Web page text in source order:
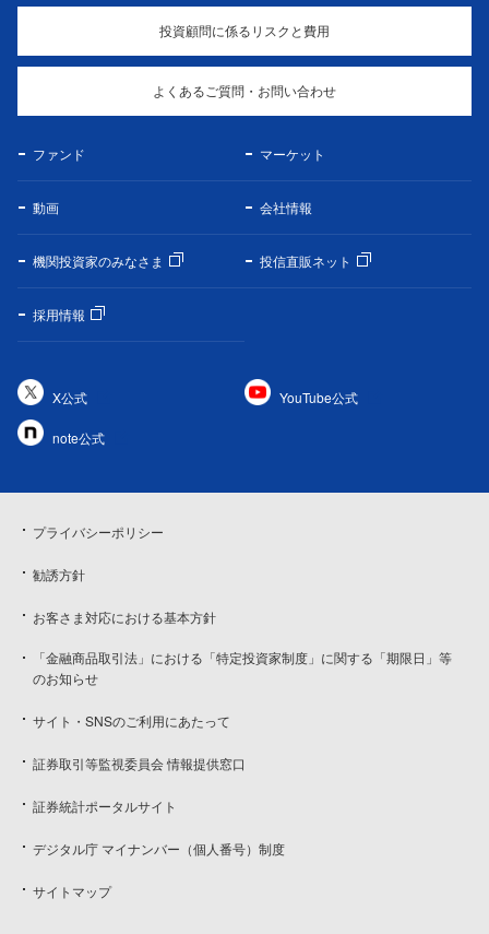
投資顧問に係るリスクと費用
よくあるご質問・お問い合わせ
ファンド マーケット
動画 会社情報
機関投資家のみなさま 投信直販ネット
採用情報
X公式 YouTube公式
note公式
プライバシーポリシー
勧誘方針
お客さま対応における基本方針
「金融商品取引法」における「特定投資家制度」に関する「期限日」等
のお知らせ
サイト・SNSのご利用にあたって
証券取引等監視委員会 情報提供窓口
証券統計ポータルサイト
デジタル庁 マイナンバー（個人番号）制度
サイトマップ